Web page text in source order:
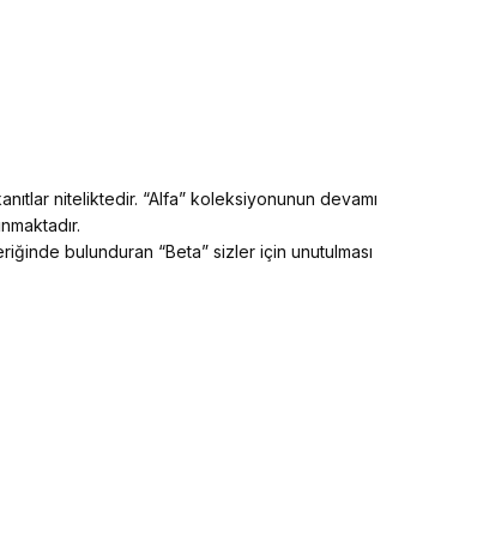
niteliktedir. “Alfa” koleksiyonunun devamı
bulunduran “Beta” sizler için unutulması